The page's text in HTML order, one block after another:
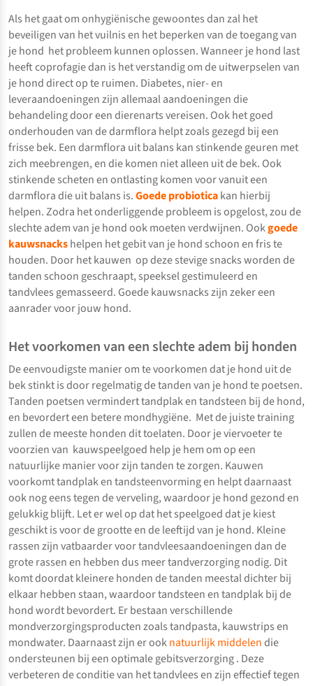
Als het gaat om onhygiënische gewoontes dan zal het
beveiligen van het vuilnis en het beperken van de toegang van
je hond het probleem kunnen oplossen. Wanneer je hond last
heeft coprofagie dan is het verstandig om de uitwerpselen van
je hond direct op te ruimen. Diabetes, nier- en
leveraandoeningen zijn allemaal aandoeningen die
behandeling door een dierenarts vereisen. Ook het goed
onderhouden van de darmflora helpt zoals gezegd bij een
frisse bek. Een darmflora uit balans kan stinkende geuren met
zich meebrengen, en die komen niet alleen uit de bek. Ook
stinkende scheten en ontlasting komen voor vanuit een
darmflora die uit balans is.Goede probioticakan hierbij
helpen. Zodra het onderliggende probleem is opgelost, zou de
slechte adem van je hond ook moeten verdwijnen. Ookgoede
kauwsnackshelpen het gebit van je hond schoon en fris te
houden. Door het kauwen op deze stevige snacks worden de
tanden schoon geschraapt, speeksel gestimuleerd en
tandvlees gemasseerd. Goede kauwsnacks zijn zeker een
aanrader voor jouw hond.
Het voorkomen van een slechte adem bij honden
De eenvoudigste manier om te voorkomen dat je hond uit de
bek stinkt is door regelmatig de tanden van je hond te poetsen.
Tanden poetsen vermindert tandplak en tandsteen bij de hond,
en bevordert een betere mondhygiëne. Met de juiste training
zullen de meeste honden dit toelaten. Door je viervoeter te
voorzien van kauwspeelgoed help je hem om op een
natuurlijke manier voor zijn tanden te zorgen. Kauwen
voorkomt tandplak en tandsteenvorming en helpt daarnaast
ook nog eens tegen de verveling, waardoor je hond gezond en
gelukkig blijft. Let er wel op dat het speelgoed dat je kiest
geschikt is voor de grootte en de leeftijd van je hond. Kleine
rassen zijn vatbaarder voor tandvleesaandoeningen dan de
grote rassen en hebben dus meer tandverzorging nodig. Dit
komt doordat kleinere honden de tanden meestal dichter bij
elkaar hebben staan, waardoor tandsteen en tandplak bij de
hond wordt bevordert. Er bestaan verschillende
mondverzorgingsproducten zoals tandpasta, kauwstrips en
mondwater. Daarnaast zijn er ooknatuurlijk middelendie
ondersteunen bij een optimale gebitsverzorging . Deze
verbeteren de conditie van het tandvlees en zijn effectief tegen